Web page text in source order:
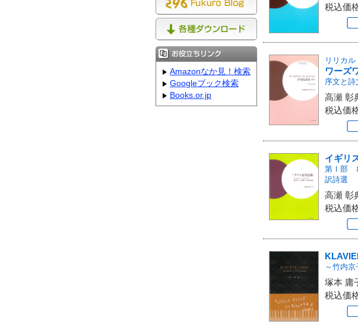
税込価
リリカ
ワーズ
序文と詩
高瀬
税込価
イギリ
第Ⅰ部
訳詩選
高瀬
税込価
～竹内
塚本 庸
税込価
Amazonなか見！検索
Googleブック検索
Books.or.jp